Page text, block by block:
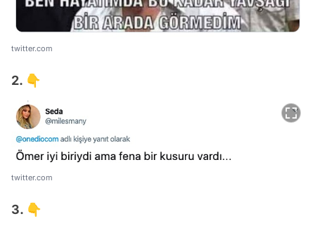
twitter.com
2. 👇
twitter.com
3. 👇